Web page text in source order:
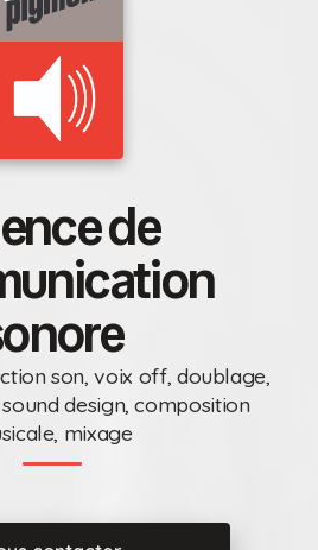
de
son, voix off, doublage,
design, composition
mixage